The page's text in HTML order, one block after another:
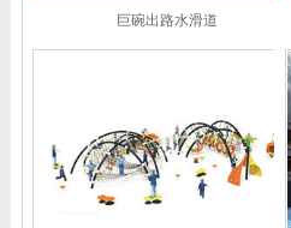
巨碗出路水滑道